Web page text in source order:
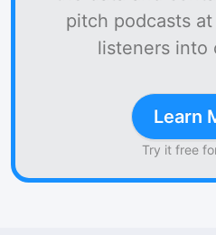
pitch podcasts
listeners into
Learn
Try it free